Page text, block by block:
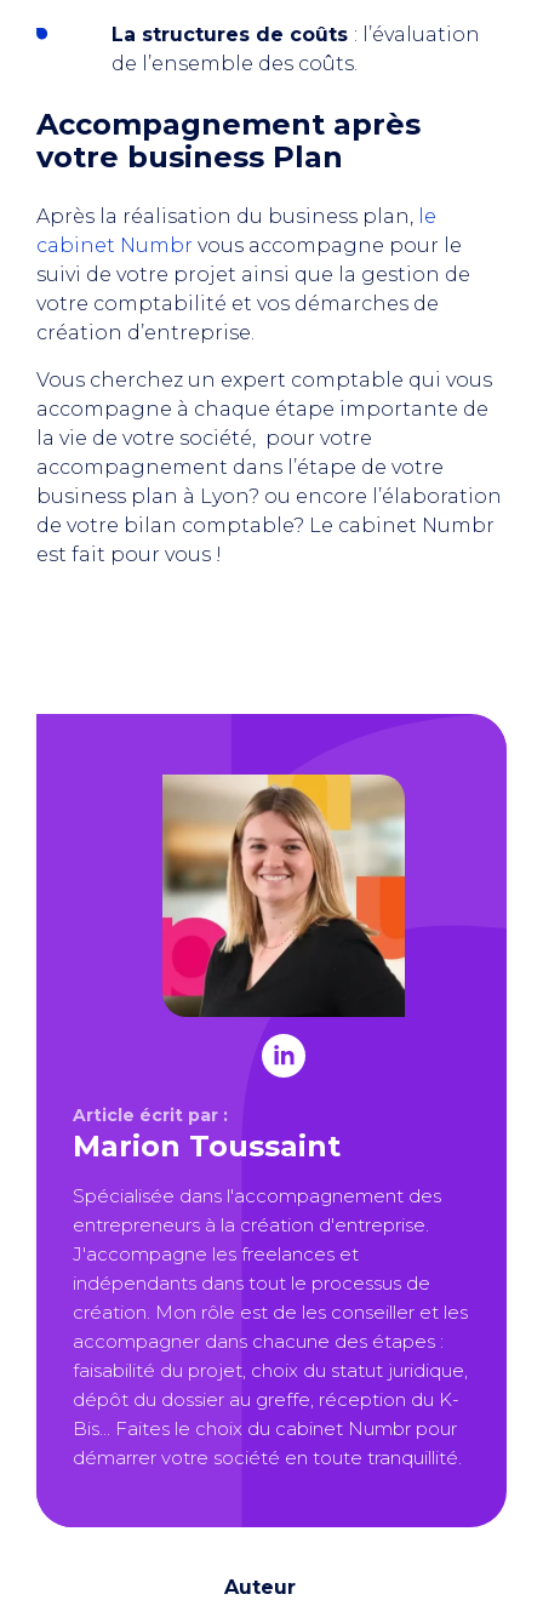
La structures de coûts : l’évaluation
de l’ensemble des coûts.
Accompagnement après
votre business Plan
Après la réalisation du business plan, le
cabinet Numbr vous accompagne pour le
suivi de votre projet ainsi que la gestion de
votre comptabilité et vos démarches de
création d’entreprise.
Vous cherchez un expert comptable qui vous
accompagne à chaque étape importante de
la vie de votre société, pour votre
accompagnement dans l’étape de votre
business plan à Lyon? ou encore l’élaboration
de votre bilan comptable? Le cabinet Numbr
est fait pour vous !
Article écrit par :
Marion Toussaint
Spécialisée dans l'accompagnement des
entrepreneurs à la création d'entreprise.
J'accompagne les freelances et
indépendants dans tout le processus de
création. Mon rôle est de les conseiller et les
accompagner dans chacune des étapes :
faisabilité du projet, choix du statut juridique,
dépôt du dossier au greffe, réception du K-
Bis... Faites le choix du cabinet Numbr pour
démarrer votre société en toute tranquillité.
Auteur